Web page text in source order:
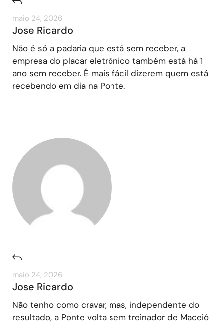
maio 24, 2026
Jose Ricardo
Não é só a padaria que está sem receber, a
empresa do placar eletrônico também está há 1
ano sem receber. É mais fácil dizerem quem está
recebendo em dia na Ponte.
maio 24, 2026
Jose Ricardo
Não tenho como cravar, mas, independente do
resultado, a Ponte volta sem treinador de Maceió